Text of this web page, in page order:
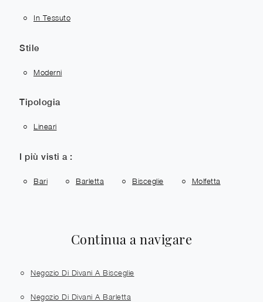
In Tessuto
Stile
Moderni
Tipologia
Lineari
I più visti a :
Bari Barletta Bisceglie Molfetta
Continua a navigare
Negozio Di Divani A Bisceglie
Negozio Di Divani A Barletta